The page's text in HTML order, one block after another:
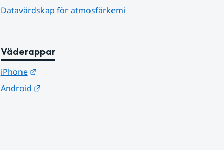
Datavärdskap för atmosfärkemi
Väderappar
iPhone
Länk till annan webbplats.
Android
Länk till annan webbplats.